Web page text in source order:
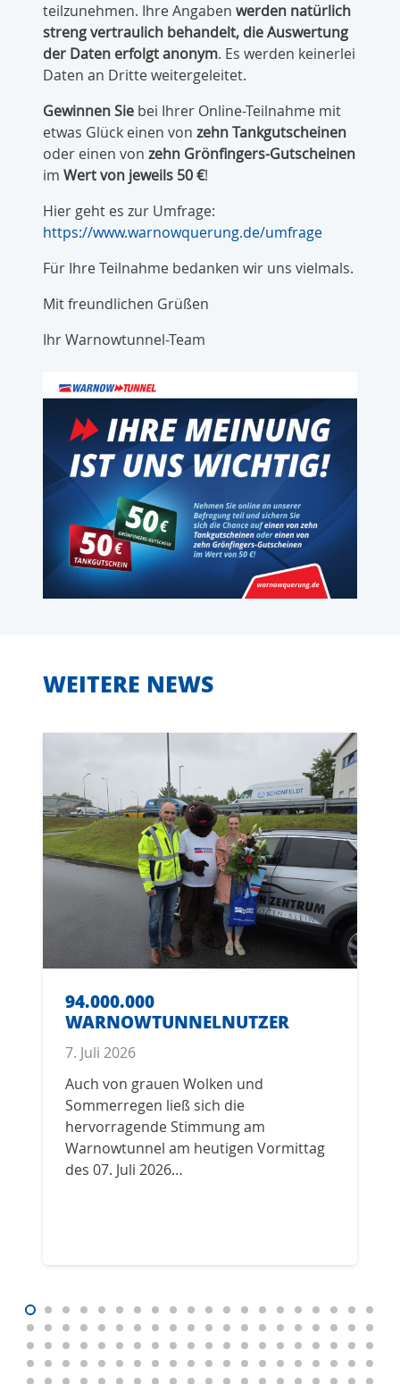
teilzunehmen. Ihre Angaben werden natürlich
streng vertraulich behandelt, die Auswertung
der Daten erfolgt anonym. Es werden keinerlei
Daten an Dritte weitergeleitet.
Gewinnen Sie bei Ihrer Online-Teilnahme mit
etwas Glück einen von zehn Tankgutscheinen
oder einen von zehn Grönfingers-Gutscheinen
im Wert von jeweils 50 €!
Hier geht es zur Umfrage:
https://www.warnowquerung.de/umfrage
Für Ihre Teilnahme bedanken wir uns vielmals.
Mit freundlichen Grüßen
Ihr Warnowtunnel-Team
WEITERE NEWS
94.000.000
WARNOWTUNNELNUTZER
7. Juli 2026
Auch von grauen Wolken und
Sommerregen ließ sich die
hervorragende Stimmung am
Warnowtunnel am heutigen Vormittag
des 07. Juli 2026…